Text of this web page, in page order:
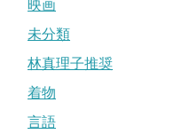
映画
未分類
林真理子推奨
着物
言語